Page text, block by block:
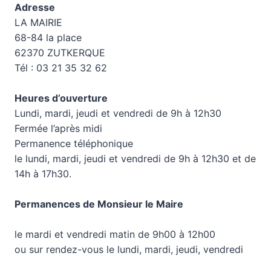
Adresse
LA MAIRIE
68-84 la place
62370 ZUTKERQUE
Tél : 03 21 35 32 62
Heures d’ouverture
Lundi, mardi, jeudi et vendredi de 9h à 12h30
Fermée l’après midi
Permanence téléphonique
le lundi, mardi, jeudi et vendredi de 9h à 12h30 et de
14h à 17h30.
Permanences de Monsieur le Maire
le mardi et vendredi matin de 9h00 à 12h00
ou sur rendez-vous le lundi, mardi, jeudi, vendredi